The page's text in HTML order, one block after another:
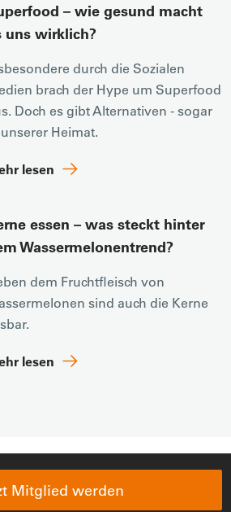
– wie gesund macht
uns wirklich?
durch die Sozialen
brach der Hype um Superfood
Doch es gibt Alternativen - sogar
Heimat.
lesen
essen – was steckt hinter
Wassermelonentrend?
dem Fruchtfleisch von
sind auch die Kerne
lesen
Mitglied werden